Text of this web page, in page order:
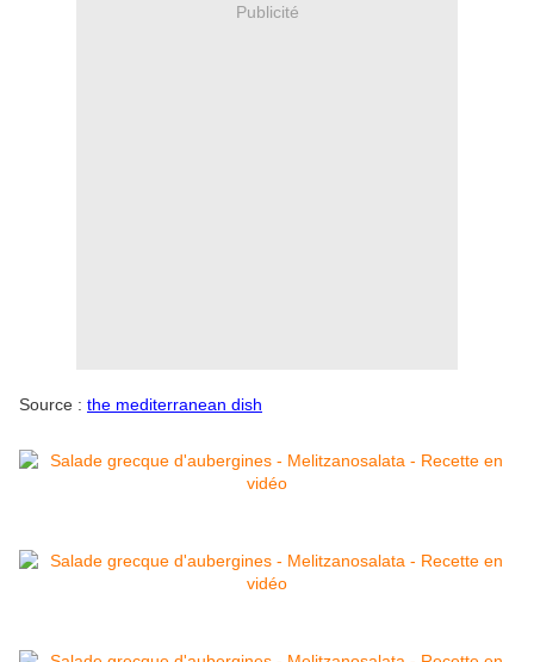
Publicité
Source : the mediterranean dish